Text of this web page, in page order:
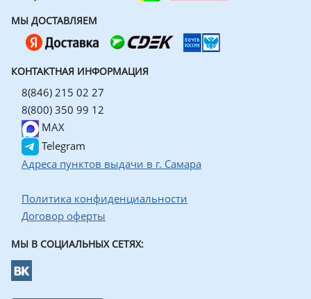
МЫ ДОСТАВЛЯЕМ
КОНТАКТНАЯ ИНФОРМАЦИЯ
8(846) 215 02 27
8(800) 350 99 12
MAX
Telegram
Адреса пунктов выдачи в г. Самара
Политика конфиденциальности
Договор оферты
МЫ В СОЦИАЛЬНЫХ СЕТЯХ: